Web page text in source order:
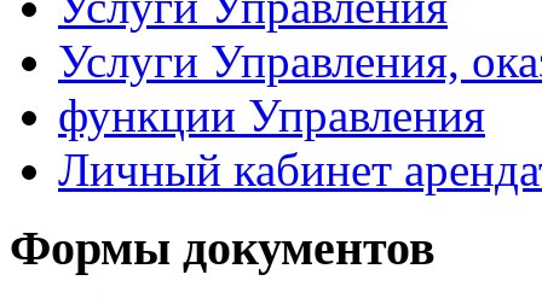
Услуги Управления,
функции Управления
Личный кабинет
Формы документов